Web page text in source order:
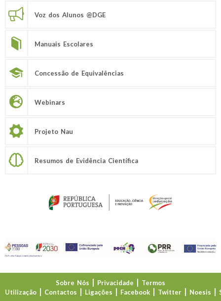
Voz dos Alunos @DGE
Manuais Escolares
Concessão de Equivalências
Webinars
Projeto Nau
Resumos de Evidência Científica
Sobre Nós Privacidade
Termos
Utilização
Contactos Ligações Facebook Twitter Noesis